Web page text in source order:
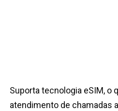
Suporta tecnologia eSIM, o
atendimento de chamadas